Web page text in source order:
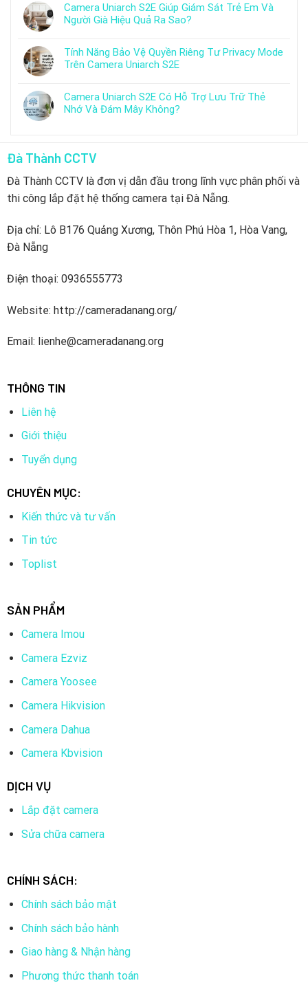
Camera Uniarch S2E Giúp Giám Sát Trẻ Em Và
Người Già Hiệu Quả Ra Sao?
Tính Năng Bảo Vệ Quyền Riêng Tư Privacy Mode
Trên Camera Uniarch S2E
Camera Uniarch S2E Có Hỗ Trợ Lưu Trữ Thẻ
Nhớ Và Đám Mây Không?
Đà Thành CCTV
Đà Thành CCTV là đơn vị dẫn đầu trong lĩnh vực phân phối và
thi công lắp đặt hệ thống camera tại Đà Nẵng.
Địa chỉ: Lô B176 Quảng Xương, Thôn Phú Hòa 1, Hòa Vang,
Đà Nẵng
Điện thoại: 0936555773
Website: http://cameradanang.org/
Email: lienhe@cameradanang.org
THÔNG TIN
Liên hệ
Giới thiệu
Tuyển dụng
CHUYÊN MỤC:
Kiến thức và tư vấn
Tin tức
Toplist
SẢN PHẨM
Camera Imou
Camera Ezviz
Camera Yoosee
Camera Hikvision
Camera Dahua
Camera Kbvision
DỊCH VỤ
Lắp đặt camera
Sửa chữa camera
CHÍNH SÁCH:
Chính sách bảo mật
Chính sách bảo hành
Giao hàng & Nhận hàng
Phương thức thanh toán